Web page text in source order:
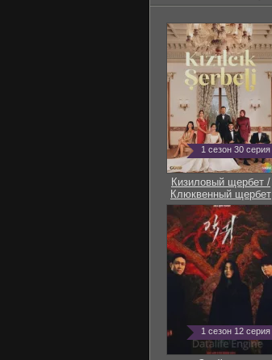
1 сезон 30 серия
Кизиловый щербет /
Клюквенный щербет
1 сезон 12 серия